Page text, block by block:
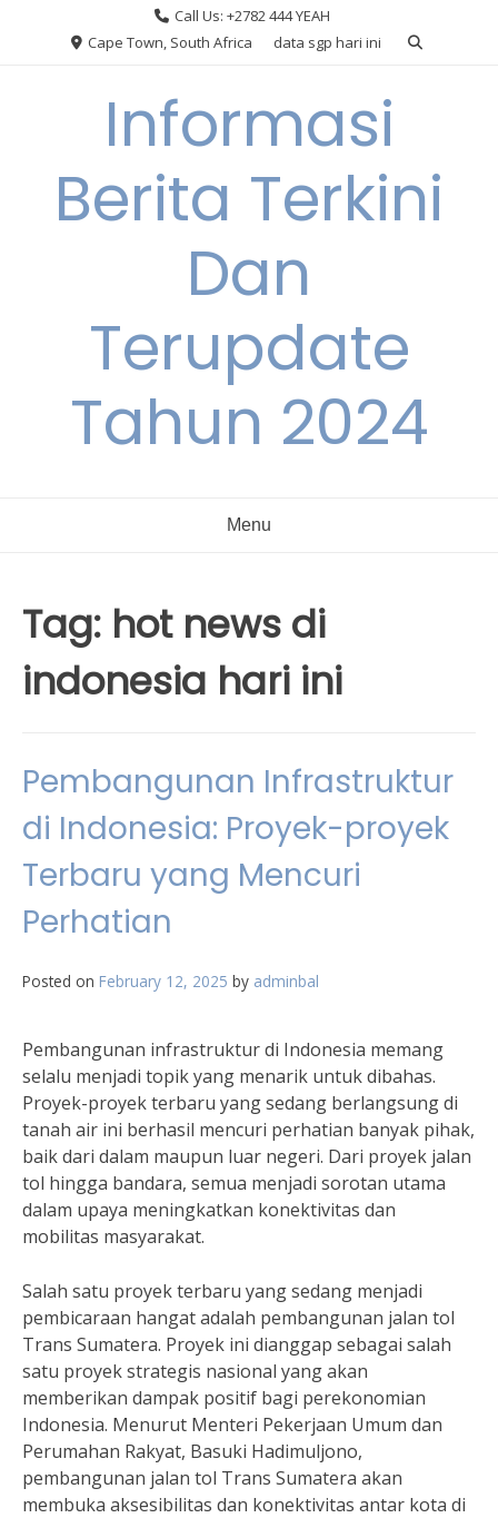
Call Us: +2782 444 YEAH
Cape Town, South Africa
data sgp hari ini
Informasi
Berita Terkini
Dan
Terupdate
Tahun 2024
Menu
Tag: hot news di
indonesia hari ini
Pembangunan Infrastruktur
di Indonesia: Proyek-proyek
Terbaru yang Mencuri
Perhatian
Posted on February 12, 2025 by adminbal
Pembangunan infrastruktur di Indonesia memang
selalu menjadi topik yang menarik untuk dibahas.
Proyek-proyek terbaru yang sedang berlangsung di
tanah air ini berhasil mencuri perhatian banyak pihak,
baik dari dalam maupun luar negeri. Dari proyek jalan
tol hingga bandara, semua menjadi sorotan utama
dalam upaya meningkatkan konektivitas dan
mobilitas masyarakat.
Salah satu proyek terbaru yang sedang menjadi
pembicaraan hangat adalah pembangunan jalan tol
Trans Sumatera. Proyek ini dianggap sebagai salah
satu proyek strategis nasional yang akan
memberikan dampak positif bagi perekonomian
Indonesia. Menurut Menteri Pekerjaan Umum dan
Perumahan Rakyat, Basuki Hadimuljono,
pembangunan jalan tol Trans Sumatera akan
membuka aksesibilitas dan konektivitas antar kota di